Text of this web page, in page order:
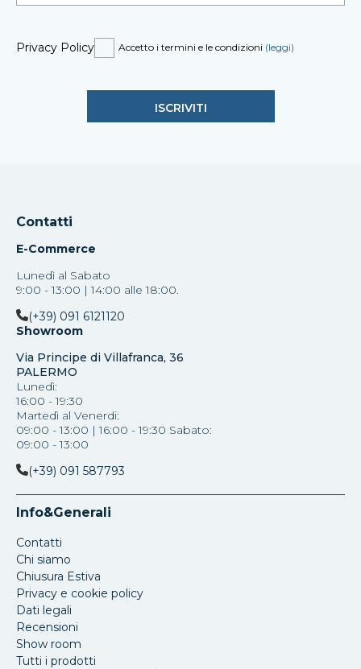
Privacy Policy Accetto i termini e le condizioni (leggi)
Contatti
E-Commerce
Lunedì al Sabato
9:00 - 13:00 | 14:00 alle 18:00.
(+39) 091 6121120
Showroom
Via Principe di Villafranca, 36
PALERMO
Lunedì:
16:00 - 19:30
Martedì al Venerdi:
09:00 - 13:00 | 16:00 - 19:30 Sabato:
09:00 - 13:00
(+39) 091 587793
Info&Generali
Contatti
Chi siamo
Chiusura Estiva
Privacy e cookie policy
Dati legali
Recensioni
Show room
Tutti i prodotti